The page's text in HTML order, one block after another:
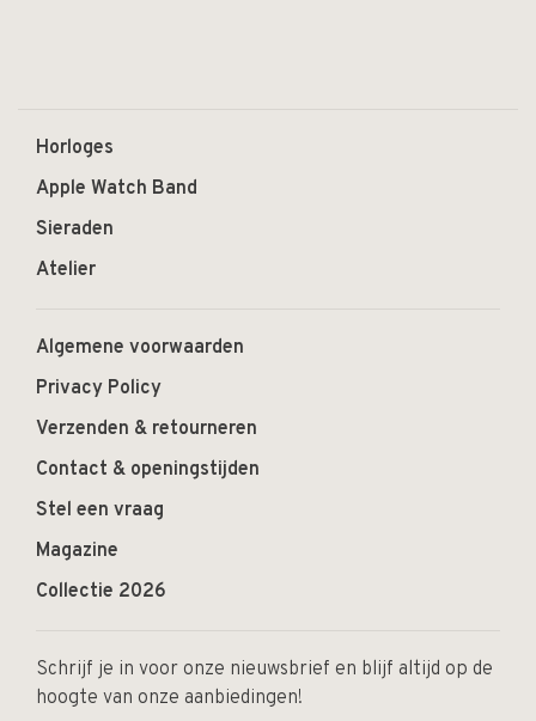
Horloges
Apple Watch Band
Sieraden
Atelier
Algemene voorwaarden
Privacy Policy
Verzenden & retourneren
Contact & openingstijden
Stel een vraag
Magazine
Collectie 2026
Schrijf je in voor onze nieuwsbrief en blijf altijd op de
hoogte van onze aanbiedingen!